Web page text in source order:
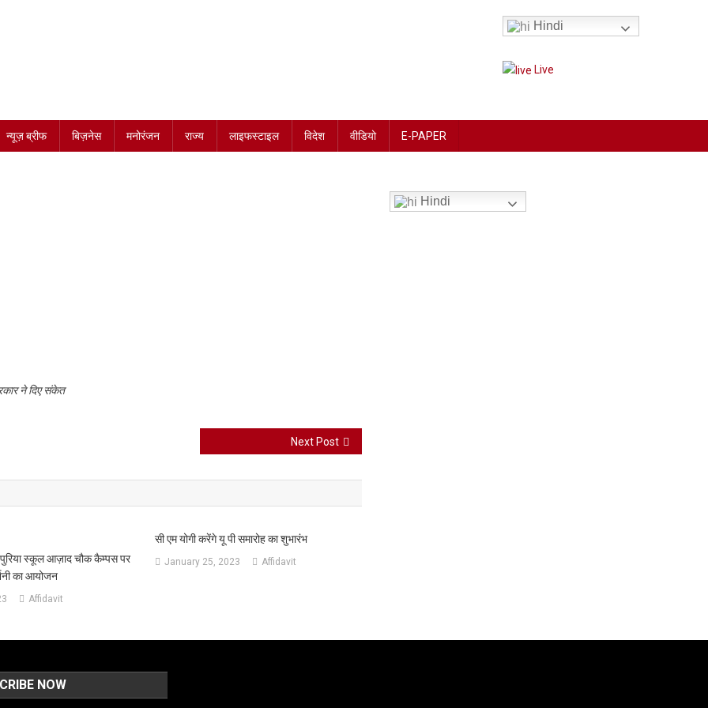
Hindi
Live
न्यूज़ ब्रीफ बिज़नेस मनोरंजन राज्य लाइफस्टाइल विदेश वीडियो E-PAPER
ने दिए संकेत
Next Post
स्कूल आज़ाद चौक कैम्पस पर
का आयोजन
Affidavit
सी एम योगी करेंगे यू पी समारोह का शुभारंभ
January 25, 2023 Affidavit
Hindi
NOW